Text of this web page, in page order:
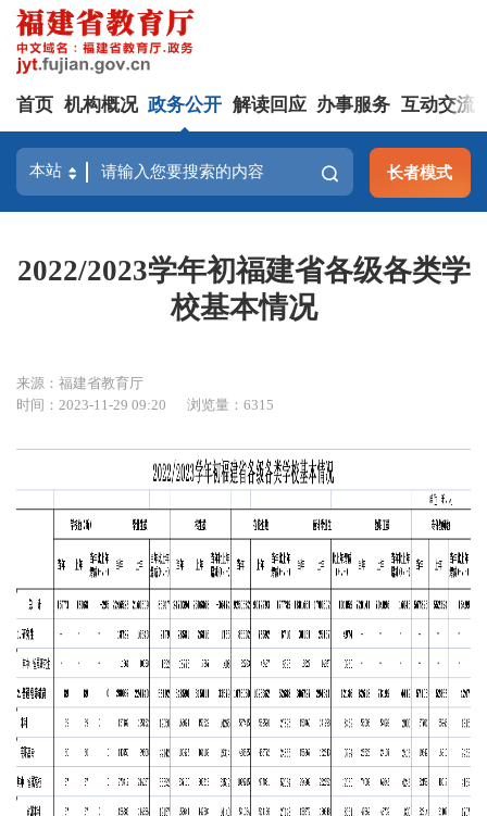
首页 机构概况 政务公开 解读回应 办事服务 互动交流
长者模式
2022/2023学年初福建省各级各类学
校基本情况
来源：福建省教育厅
时间：2023-11-29 09:20
浏览量：6315